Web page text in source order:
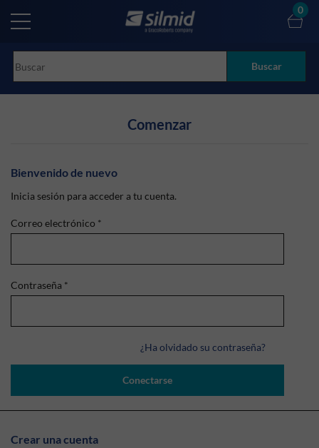
main
Buscar
0
Comenzar
Bienvenido de nuevo
Inicia sesión para acceder a tu cuenta.
Correo electrónico *
Contraseña *
¿Ha olvidado su contraseña?
Conectarse
Crear una cuenta